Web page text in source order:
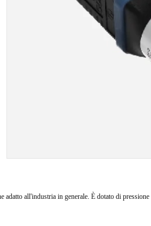
adatto all'industria in generale. È dotato di